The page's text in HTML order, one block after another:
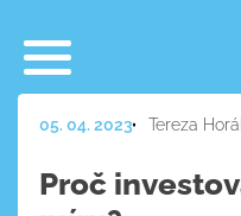
05. 04. 2023 Tereza
Proč